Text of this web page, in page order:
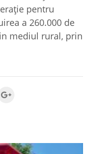
pentru
a 260.000 de
mediul rural, prin